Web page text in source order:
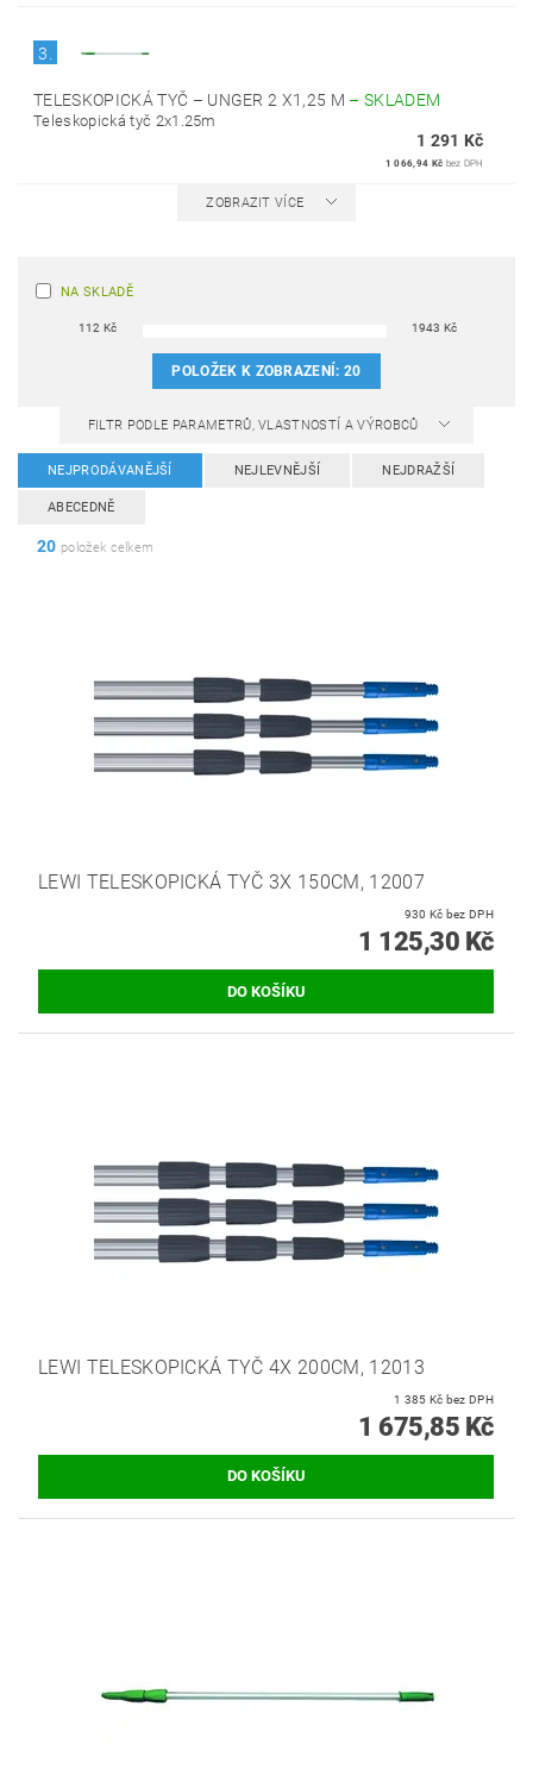
3.
TELESKOPICKÁ TYČ – UNGER 2 X1,25 M – SKLADEM
Teleskopická tyč 2x1.25m
1 291 Kč
1 066,94 Kč bez DPH
ZOBRAZIT VÍCE
NA SKLADĚ
112 Kč 1943 Kč
POLOŽEK K ZOBRAZENÍ:20
FILTR PODLE PARAMETRŮ, VLASTNOSTÍ A VÝROBCŮ
NEJPRODÁVANĚJŠÍ NEJLEVNĚJŠÍ NEJDRAŽŠÍ
ABECEDNĚ
20 položek celkem
LEWI TELESKOPICKÁ TYČ 3X 150CM, 12007
930 Kč bez DPH
1 125,30 Kč
LEWI TELESKOPICKÁ TYČ 4X 200CM, 12013
1 385 Kč bez DPH
1 675,85 Kč